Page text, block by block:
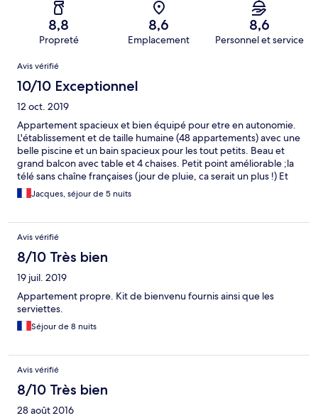
8,8
Propreté
8,6
Emplacement
8,6
Personnel et service
Avis
Avis vérifié
10/10 Exceptionnel
12 oct. 2019
Appartement spacieux et bien équipé pour etre en autonomie.
L'établissement et de taille humaine (48 appartements) avec une
belle piscine et un bain spacieux pour les tout petits. Beau et
grand balcon avec table et 4 chaises. Petit point améliorable ;la
télé sans chaîne françaises (jour de pluie, ca serait un plus !) Et
un petit manque d'isolation phonique, dommage.
Jacques, séjour de 5 nuits
Avis vérifié
8/10 Très bien
19 juil. 2019
Appartement propre. Kit de bienvenu fournis ainsi que les
serviettes.
Séjour de 8 nuits
Avis vérifié
8/10 Très bien
28 août 2016